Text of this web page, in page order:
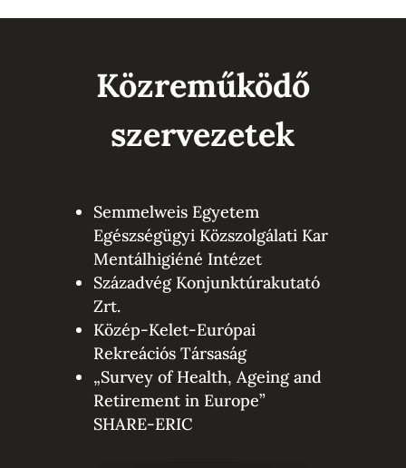
Közreműködő
szervezetek
Semmelweis Egyetem
Egészségügyi Közszolgálati Kar
Mentálhigiéné Intézet
Századvég Konjunktúrakutató
Zrt.
Közép-Kelet-Európai
Rekreációs Társaság
„Survey of Health, Ageing and
Retirement in Europe”
SHARE-ERIC